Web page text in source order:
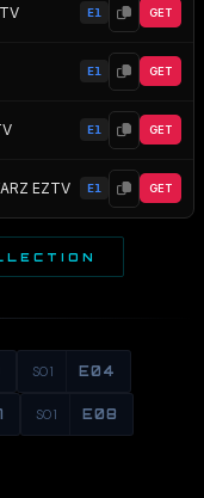
E1 GET
E1 GET
E1 GET
EZTV E1 GET
S01 E04
S01 E08